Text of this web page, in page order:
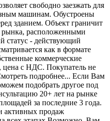
свободно заезжать для
машинам. Обустроены
зданием. Объект граничит
расположенными
статус - действующий
как в формате
коммерческие
с НДС. Покупатель не
подробнее... Если Вам
подобрать другое под
20+ лет на рынке
за последние 3 года.
активных продаж